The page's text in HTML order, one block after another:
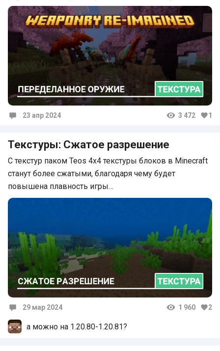
23 апр 2024 3 472 1
Текстуры: Сжатое разрешение
С текстур паком Teos 4x4 текстуры блоков в Minecraft
станут более сжатыми, благодаря чему будет
повышена плавность игры…
29 мар 2024 1 960 2
а можно на 1.20.80-1.20.81?